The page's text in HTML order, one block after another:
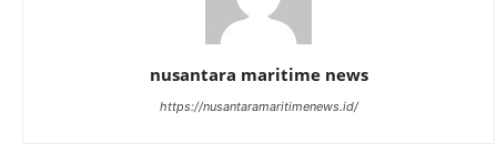
nusantara maritime news
https://nusantaramaritimenews.id/